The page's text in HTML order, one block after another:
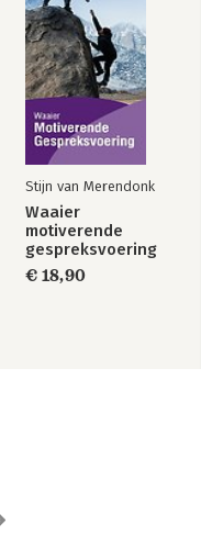
Stijn van Merendonk
Waaier
motiverende
gespreksvoering
€ 18,90